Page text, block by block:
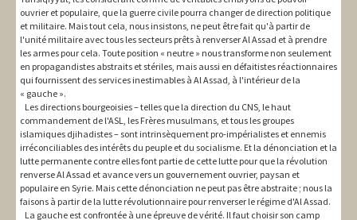
ouvrier et populaire, que la guerre civile pourra changer de direction politique
et militaire. Mais tout cela, nous insistons, ne peut être fait qu'à partir de
l'unité militaire avec tous les secteurs prêts à renverser Al Assad et à prendre
les armes pour cela. Toute position « neutre » nous transforme non seulement
en propagandistes abstraits et stériles, mais aussi en défaitistes réactionnaires
qui fournissent des services inestimables à Al Assad, à l'intérieur de la
« gauche ».
Les directions bourgeoisies – telles que la direction du CNS, le haut
commandement de l'ASL, les Frères musulmans, et tous les groupes
islamiques djihadistes – sont intrinsèquement pro-impérialistes et ennemis
irréconciliables des intérêts du peuple et du socialisme. Et la dénonciation et la
lutte permanente contre elles font partie de cette lutte pour que la révolution
renverse Al Assad et avance vers un gouvernement ouvrier, paysan et
populaire en Syrie. Mais cette dénonciation ne peut pas être abstraite ; nous la
faisons à partir de la lutte révolutionnaire pour renverser le régime d'Al Assad.
La gauche est confrontée à une épreuve de vérité. Il faut choisir son camp